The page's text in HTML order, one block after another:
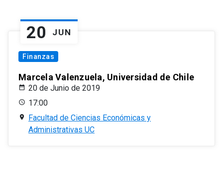
20 JUN
Finanzas
Marcela Valenzuela, Universidad de Chile
20 de Junio de 2019
17:00
Facultad de Ciencias Económicas y
Administrativas UC